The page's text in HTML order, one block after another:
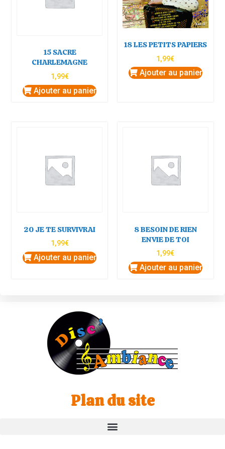
15 SACRE
CHARLEMAGNE
1,99€
Ajouter au panier
18 LES PETITS PAPIERS
1,99€
Ajouter au panier
20 JE TE SURVIVRAI
1,99€
Ajouter au panier
8 BESOIN DE RIEN
ENVIE DE TOI
1,99€
Ajouter au panier
Plan du site